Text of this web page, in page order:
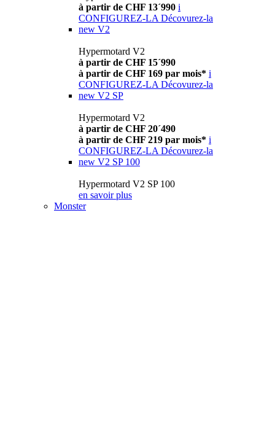
à partir de CHF 13´990 i
CONFIGUREZ-LA Décovurez-la
new V2
Hypermotard V2
à partir de CHF 15´990
à partir de CHF 169 par mois* i
CONFIGUREZ-LA Décovurez-la
new V2 SP
Hypermotard V2
à partir de CHF 20´490
à partir de CHF 219 par mois* i
CONFIGUREZ-LA Décovurez-la
new V2 SP 100
Hypermotard V2 SP 100
en savoir plus
Monster